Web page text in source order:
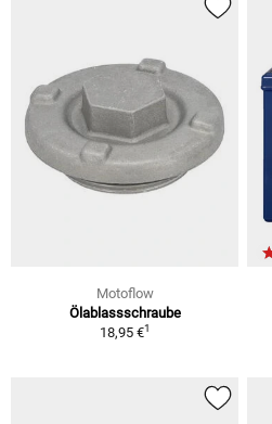
Motoflow
Ölablassschraube
18,95 €1